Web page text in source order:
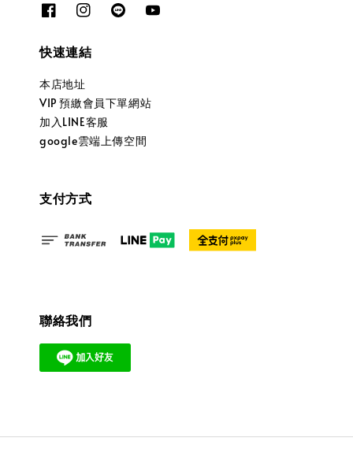
快速連結
本店地址
VIP 預繳會員下單網站
加入LINE客服
google雲端上傳空間
支付方式
聯絡我們